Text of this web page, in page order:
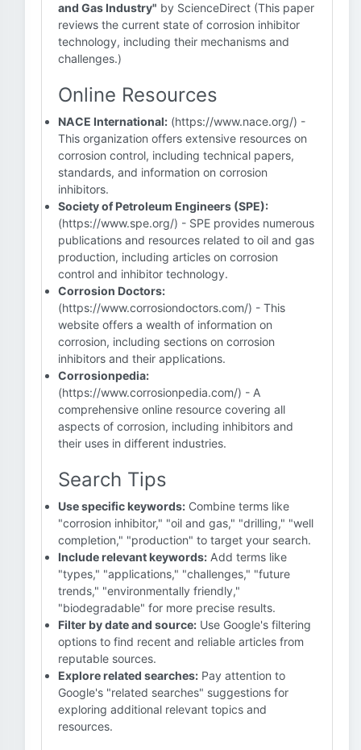
and Gas Industry" by ScienceDirect (This paper
reviews the current state of corrosion inhibitor
technology, including their mechanisms and
challenges.)
Online Resources
NACE International: (https://www.nace.org/) -
This organization offers extensive resources on
corrosion control, including technical papers,
standards, and information on corrosion
inhibitors.
Society of Petroleum Engineers (SPE):
(https://www.spe.org/) - SPE provides numerous
publications and resources related to oil and gas
production, including articles on corrosion
control and inhibitor technology.
Corrosion Doctors:
(https://www.corrosiondoctors.com/) - This
website offers a wealth of information on
corrosion, including sections on corrosion
inhibitors and their applications.
Corrosionpedia:
(https://www.corrosionpedia.com/) - A
comprehensive online resource covering all
aspects of corrosion, including inhibitors and
their uses in different industries.
Search Tips
Use specific keywords: Combine terms like
"corrosion inhibitor," "oil and gas," "drilling," "well
completion," "production" to target your search.
Include relevant keywords: Add terms like
"types," "applications," "challenges," "future
trends," "environmentally friendly,"
"biodegradable" for more precise results.
Filter by date and source: Use Google's filtering
options to find recent and reliable articles from
reputable sources.
Explore related searches: Pay attention to
Google's "related searches" suggestions for
exploring additional relevant topics and
resources.